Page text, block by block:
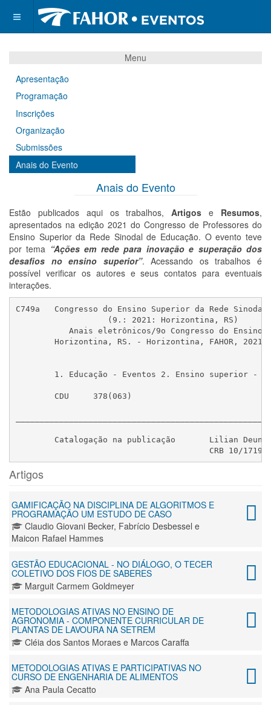
Menu
Apresentação
Programação
Inscrições
Organização
Submissões
Anais do Evento
Anais do Evento
Estão publicados aqui os trabalhos,Artigos e Resumos,
apresentados na edição 2021 do Congresso de Professores do
Ensino Superior da Rede Sinodal de Educação. O evento teve
por tema “Ações em rede para inovação e superação dos
desafios no ensino superior”. Acessando os trabalhos é
possível verificar os autores e seus contatos para eventuais
interações.
C749a	Congresso do Ensino Superior da Rede Sinodal 2021
Artigos
GAMIFICAÇÃO NA DISCIPLINA DE ALGORITMOS E
PROGRAMAÇÃO UM ESTUDO DE CASO
Claudio Giovani Becker, Fabrício Desbessel e
Maicon Rafael Hammes
GESTÃO EDUCACIONAL - NO DIÁLOGO, O TECER
COLETIVO DOS FIOS DE SABERES
Marguit Carmem Goldmeyer
METODOLOGIAS ATIVAS NO ENSINO DE
AGRONOMIA - COMPONENTE CURRICULAR DE
PLANTAS DE LAVOURA NA SETREM
Cléia dos Santos Moraes e Marcos Caraffa
METODOLOGIAS ATIVAS E PARTICIPATIVAS NO
CURSO DE ENGENHARIA DE ALIMENTOS
Ana Paula Cecatto